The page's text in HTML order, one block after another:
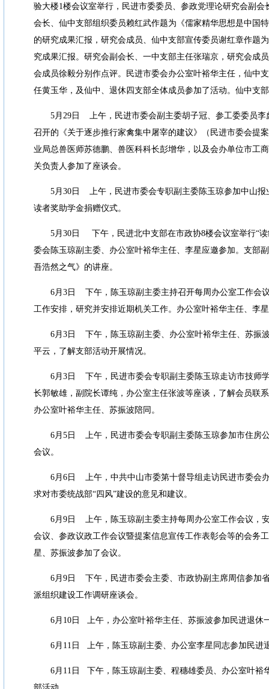
验大楼1楼会议室举行，民进市委委员、参政党理论研究会副会
会长、仙中支部组织委员赖红武作题为《儒家精华思想是中国
的研究成果汇报，研究会成员、仙中支部宣传委员谢红章作题
究成果汇报。研究会副会长、一中支部主任张瑞京，研究会成
会成员徐毅分别作点评。民进市委会办公室叶裕华主任，仙中
任黄玉华，及仙中、退休四支部全体成员参加了活动。仙中支
5月 29日
上午，民进市委会副主委胡子冠、参工委委员
召开的《关于逐步推行家禽集中屠宰的建议》（民进市委会提
业局总兽医师苏德鹏、兽医科科长彭增华，以及会办单位市工
关负责人参加了座谈会。
5月 30日
上午，民进市委会专职副主委陈玉琼参加中山
读者奖助学金捐赠仪式。
5月 30日 下午，民进北中支部在市政协8楼会议室举行“读
委会陈玉琼副主委、办公室叶裕华主任、李星应邀参加。支部
吾浩然之气》的讲座。
6月 3日
下午，陈玉琼副主委主持召开每周办公室工作会
工作安排，研究并安排近期机关工作。办公室叶裕华主任、李
6月 3日
下午，陈玉琼副主委、办公室叶裕华主任、苏振
平云，了解支部活动开展情况。
6月 3日
下午，民进市委会专职副主委陈玉琼走访市技师
长郭敏雄，副院长谭纯，办公室主任张波等座谈，了解会员联
办公室叶裕华主任、苏振波陪同。
6月 5日
上午，民进市委会专职副主委陈玉琼参加市住房
会议。
6月 6日
上午，中共中山市委第十督导组走访民进市委会
求对市委统战部“四风”建设的意见和建议。
6月 9日
上午，陈玉琼副主委主持每周办公室工作会议，
会议、参政议政工作会议暨提案信息宣传工作表彰会等的会务
星、苏振波参加了会议。
6月 9日
下午，民进市委会主委、市政协副主席周信参加
派组织建设工作调研座谈会。
6月 10日 上午，办公室叶裕华主任、苏振波参加民进退休
6月 11 日 上午，陈玉琼副主委、办公室李星同志参加民进
6月 11 日
下午，陈玉琼副主委、程穗雄委员、办公室叶裕